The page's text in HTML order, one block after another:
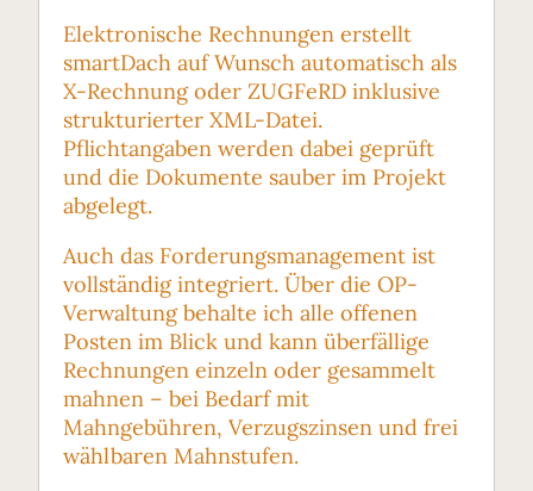
Elektronische Rechnungen erstellt
smartDach auf Wunsch automatisch als
X-Rechnung oder ZUGFeRD inklusive
strukturierter XML-Datei.
Pflichtangaben werden dabei geprüft
und die Dokumente sauber im Projekt
abgelegt.
Auch das Forderungsmanagement ist
vollständig integriert. Über die OP-
Verwaltung behalte ich alle offenen
Posten im Blick und kann überfällige
Rechnungen einzeln oder gesammelt
mahnen – bei Bedarf mit
Mahngebühren, Verzugszinsen und frei
wählbaren Mahnstufen.